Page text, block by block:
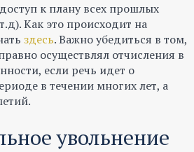
к плану всех прошлых
Как это происходит на
здесь. Важно убедиться в том,
осуществлял отчисления в
если речь идет о
в течении многих лет, а
увольнение